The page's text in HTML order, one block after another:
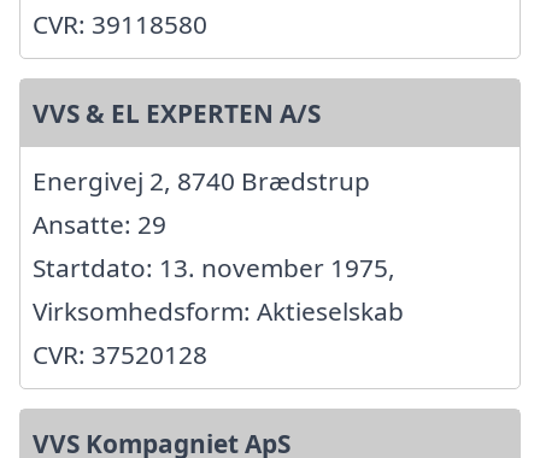
CVR: 39118580
VVS & EL EXPERTEN A/S
Energivej 2, 8740 Brædstrup
Ansatte: 29
Startdato: 13. november 1975,
Virksomhedsform: Aktieselskab
CVR: 37520128
VVS Kompagniet ApS